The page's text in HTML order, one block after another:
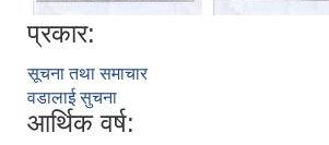
प्रकार:
सूचना तथा समाचार
वडालाई सुचना
आर्थिक वर्ष: